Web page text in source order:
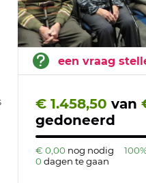
een vraag
€ 1.458,50 van
gedoneerd
€ 0,00 nog nodig
0 dagen te gaan